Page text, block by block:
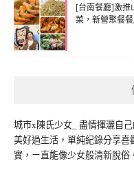
[台南餐廳]激推
菜，新營聚餐
城市x陳氏少女_ 盡情揮灑自
美好過生活，單純紀錄分享
實，ㄧ直能像少女般清新脫俗